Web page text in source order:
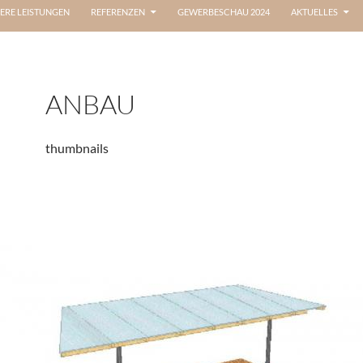
LEISTUNGEN REFERENZEN GEWERBESCHAU 2024 AKTUELLES
ANBAU
thumbnails